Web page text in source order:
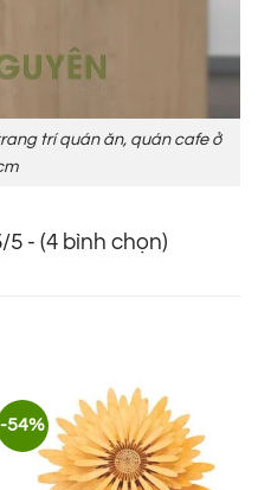
trí quán ăn, quán cafe ở
5 - (4 bình chọn)
-54%